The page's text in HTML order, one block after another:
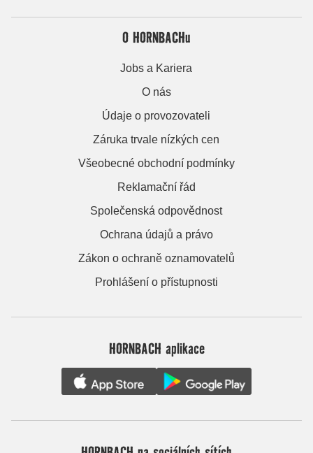
O HORNBACHu
Jobs a Kariera
O nás
Údaje o provozovateli
Záruka trvale nízkých cen
Všeobecné obchodní podmínky
Reklamační řád
Společenská odpovědnost
Ochrana údajů a právo
Zákon o ochraně oznamovatelů
Prohlášení o přístupnosti
HORNBACH aplikace